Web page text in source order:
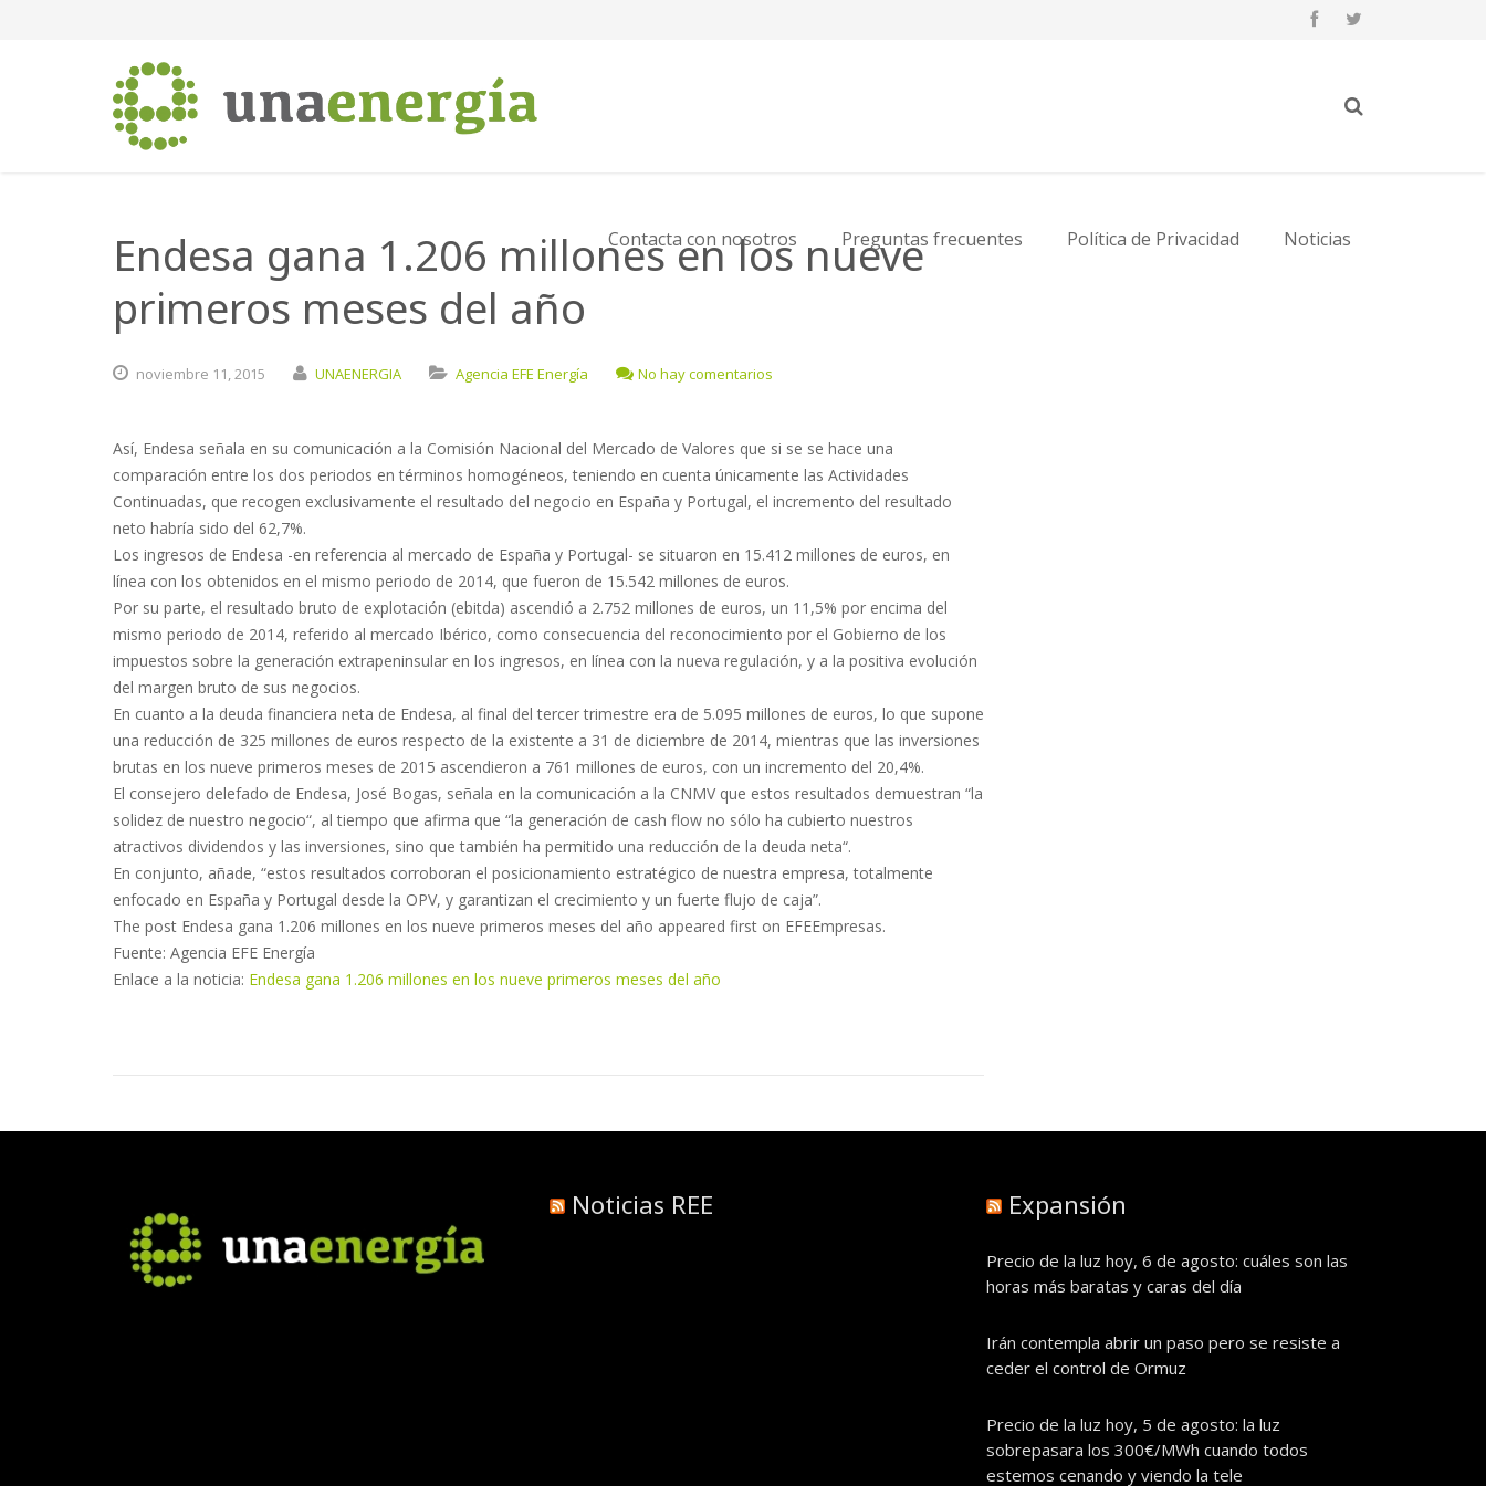
Contacta con nosotros Preguntas frecuentes Política de Privacidad Noticias
Endesa gana 1.206 millones en los nueve
primeros meses del año
noviembre 11,2015 UNAENERGIA Agencia EFE Energía No hay comentarios
Así, Endesa señala en su comunicación a la Comisión Nacional del Mercado de Valores que si se se hace una
comparación entre los dos periodos en términos homogéneos, teniendo en cuenta únicamente las Actividades
Continuadas, que recogen exclusivamente el resultado del negocio en España y Portugal, el incremento del resultado
neto habría sido del 62,7%.
Los ingresos de Endesa -en referencia al mercado de España y Portugal- se situaron en 15.412 millones de euros, en
línea con los obtenidos en el mismo periodo de 2014, que fueron de 15.542 millones de euros.
Por su parte, el resultado bruto de explotación (ebitda) ascendió a 2.752 millones de euros, un 11,5% por encima del
mismo periodo de 2014, referido al mercado Ibérico, como consecuencia del reconocimiento por el Gobierno de los
impuestos sobre la generación extrapeninsular en los ingresos, en línea con la nueva regulación, y a la positiva evolución
del margen bruto de sus negocios.
En cuanto a la deuda financiera neta de Endesa, al final del tercer trimestre era de 5.095 millones de euros, lo que supone
una reducción de 325 millones de euros respecto de la existente a 31 de diciembre de 2014, mientras que las inversiones
brutas en los nueve primeros meses de 2015 ascendieron a 761 millones de euros, con un incremento del 20,4%.
El consejero delefado de Endesa, José Bogas, señala en la comunicación a la CNMV que estos resultados demuestran “la
solidez de nuestro negocio“, al tiempo que afirma que “la generación de cash flow no sólo ha cubierto nuestros
atractivos dividendos y las inversiones, sino que también ha permitido una reducción de la deuda neta“.
En conjunto, añade, “estos resultados corroboran el posicionamiento estratégico de nuestra empresa, totalmente
enfocado en España y Portugal desde la OPV, y garantizan el crecimiento y un fuerte flujo de caja”.
The post Endesa gana 1.206 millones en los nueve primeros meses del año appeared first on EFEEmpresas.
Fuente: Agencia EFE Energía
Enlace a la noticia: Endesa gana 1.206 millones en los nueve primeros meses del año
Noticias REE Expansión
Precio de la luz hoy, 6 de agosto: cuáles son las
horas más baratas y caras del día
Irán contempla abrir un paso pero se resiste a
ceder el control de Ormuz
Precio de la luz hoy, 5 de agosto: la luz
sobrepasara los 300€/MWh cuando todos
estemos cenando y viendo la tele